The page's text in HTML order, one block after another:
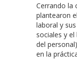
Cerrando la
plantearon
laboral y
sociales y
del
en la